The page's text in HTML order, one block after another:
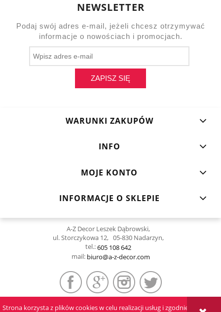
Strona korzysta z plików cookies w celu realizacji usług i zgodnie z
NEWSLETTER
Podaj swój adres e-mail, jeżeli chcesz otrzymywać
informacje o nowościach i promocjach.
ZAPISZ SIĘ
WARUNKI ZAKUPÓW
INFO
MOJE KONTO
INFORMACJE O SKLEPIE
A-Z Decor Leszek Dąbrowski,
ul. Storczykowa 12, 05-830 Nadarzyn,
tel.:605 108 642
mail: biuro@a-z-decor.com